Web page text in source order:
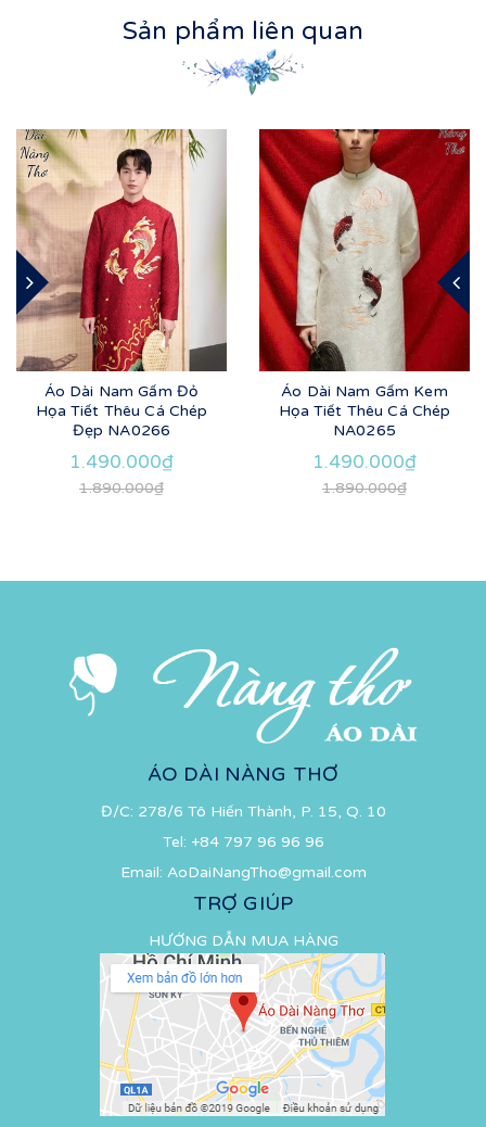
Sản phẩm liên quan
Áo Dài Nam Gấm Đỏ
Họa Tiết Thêu Cá Chép
Đẹp NA0266
1.490.000₫
1.890.000₫
Áo Dài Nam Gấm Kem
Họa Tiết Thêu Cá Chép
NA0265
1.490.000₫
1.890.000₫
ÁO DÀI NÀNG THƠ
Đ/C: 278/6 Tô Hiến Thành, P. 15, Q. 10
Tel: +84 797 96 96 96
Email: AoDaiNangTho@gmail.com
TRỢ GIÚP
HƯỚNG DẪN MUA HÀNG